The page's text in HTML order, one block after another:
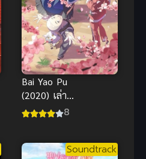
Bai Yao Pu
(2020) เล่า
ขานตำนาน8
Soundtrack